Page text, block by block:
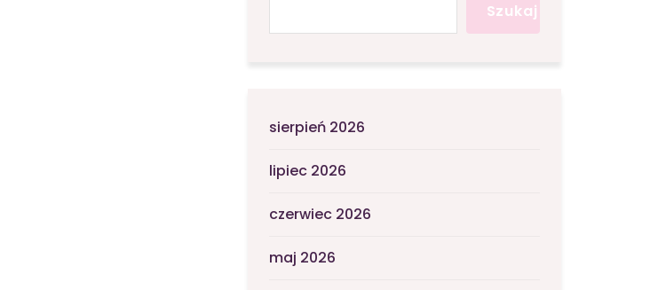
Szukaj
sierpień 2026
lipiec 2026
czerwiec 2026
maj 2026